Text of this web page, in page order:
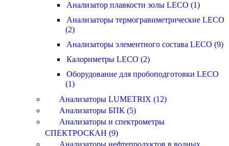
Анализатор плавкости золы LECO (1)
Анализаторы термогравиметрические LECO
(2)
Анализаторы элементного состава LECO (9)
Калориметры LECO (2)
Оборудование для пробоподготовки LECO
(1)
Анализаторы LUMETRIX (12)
Анализаторы БПК (5)
Анализаторы и спектрометры
СПЕКТРОСКАН (9)
Анализаторы нефтепродуктов в водных